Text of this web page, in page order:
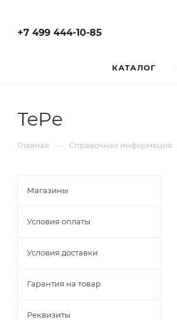
+7 499 444-10-85
КАТАЛОГ
TePe
Главная — Справочная информация
Магазины
Условия оплаты
Условия доставки
Гарантия на товар
Реквизиты